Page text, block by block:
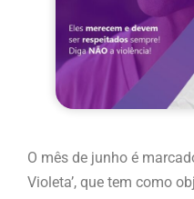
O mês de junho é
Violeta’, que tem como